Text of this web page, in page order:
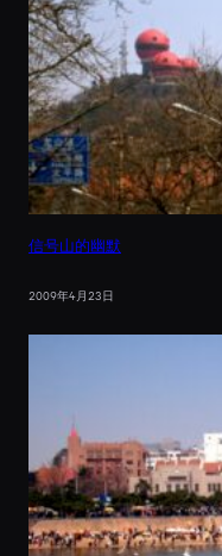
信号山的幽默
2009年4月23日